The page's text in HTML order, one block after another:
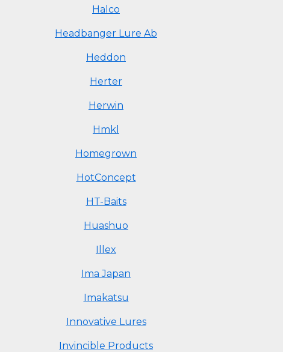
Halco
Headbanger Lure Ab
Heddon
Herter
Herwin
Hmkl
Homegrown
HotConcept
HT-Baits
Huashuo
Illex
Ima Japan
Imakatsu
Innovative Lures
Invincible Products